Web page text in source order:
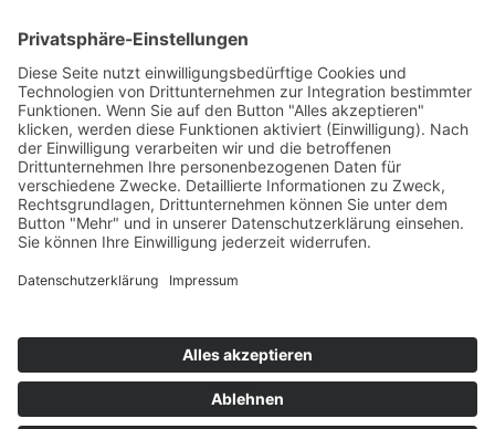
Passwort vergessen?
Angemeldet bleiben
Anmelden
Zum Inhalt springen
Vertrag widerrufen
Werkzeugleiste öffnen